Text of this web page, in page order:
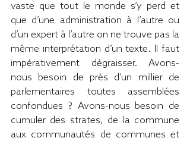
vaste que tout le monde s’y perd et
que d’une administration à l’autre ou
d’un expert à l’autre on ne trouve pas la
même interprétation d’un texte. Il faut
impérativement dégraisser. Avons-
nous besoin de près d’un millier de
parlementaires toutes assemblées
confondues ? Avons-nous besoin de
cumuler des strates, de la commune
aux communautés de communes et